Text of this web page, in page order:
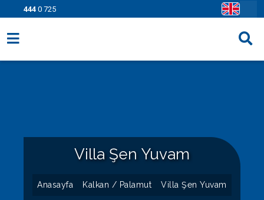
444 0 725
Villa Şen Yuvam
Anasayfa Kalkan / Palamut Villa Şen Yuvam